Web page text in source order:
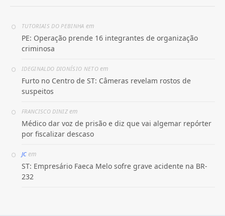
TUTORIAIS DO PEBINHA em
PE: Operação prende 16 integrantes de organização
criminosa
IDEGINALDO DIONÍSIO NETOem
Furto no Centro de ST: Câmeras revelam rostos de
suspeitos
FRANCISCO DINIZem
Médico dar voz de prisão e diz que vai algemar repórter
por fiscalizar descaso
JCem
ST: Empresário Faeca Melo sofre grave acidente na BR-
232